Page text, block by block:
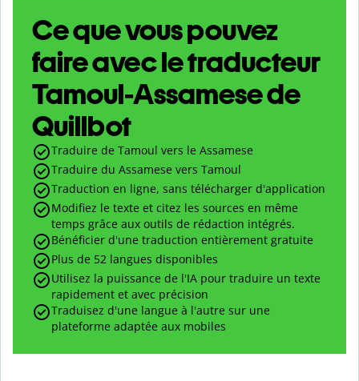
Ce que vous pouvez
faire avec le traducteur
Tamoul-Assamese de
Quillbot
Traduire de Tamoul vers le Assamese
Traduire du Assamese vers Tamoul
Traduction en ligne, sans télécharger d'application
Modifiez le texte et citez les sources en même
temps grâce aux outils de rédaction intégrés.
Bénéficier d'une traduction entièrement gratuite
Plus de 52 langues disponibles
Utilisez la puissance de l'IA pour traduire un texte
rapidement et avec précision
Traduisez d'une langue à l'autre sur une
plateforme adaptée aux mobiles